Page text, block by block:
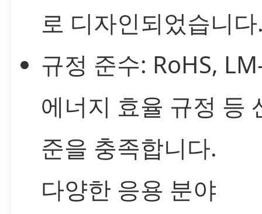
로 디자인되었습니
규정 준수: RoHS,
에너지 효율 규정 등
준을 충족합니다.
다양한 응용 분야